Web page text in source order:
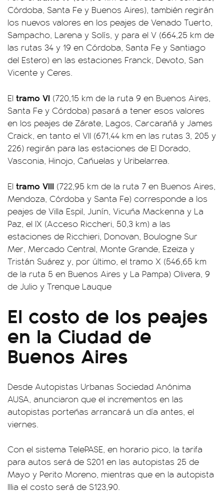
Córdoba, Santa Fe y Buenos Aires), también regirán
los nuevos valores en los peajes de Venado Tuerto,
Sampacho, Larena y Solís, y para el V (664,25 km de
las rutas 34 y 19 en Córdoba, Santa Fe y Santiago
del Estero) en las estaciones Franck, Devoto, San
Vicente y Ceres.
El tramo VI (720,15 km de la ruta 9 en Buenos Aires,
Santa Fe y Córdoba) pasará a tener esos valores
en los peajes de Zárate, Lagos, Carcarañá y James
Craick, en tanto el VII (671,44 km en las rutas 3, 205 y
226) regirán para las estaciones de El Dorado,
Vasconia, Hinojo, Cañuelas y Uribelarrea.
El tramo VIII (722,95 km de la ruta 7 en Buenos Aires,
Mendoza, Córdoba y Santa Fe) corresponde a los
peajes de Villa Espil, Junín, Vicuña Mackenna y La
Paz, el IX (Acceso Riccheri, 50,3 km) a las
estaciones de Ricchieri, Donovan, Boulogne Sur
Mer, Mercado Central, Monte Grande, Ezeiza y
Tristán Suárez y, por último, el tramo X (546,65 km
de la ruta 5 en Buenos Aires y La Pampa) Olivera, 9
de Julio y Trenque Lauque
El costo de los peajes
en la Ciudad de
Buenos Aires
Desde Autopistas Urbanas Sociedad Anónima
AUSA, anunciaron que el incrementos en las
autopistas porteñas arrancará un día antes, el
viernes.
Con el sistema TelePASE, en horario pico, la tarifa
para autos será de $201 en las autopistas 25 de
Mayo y Perito Moreno, mientras que en la autopista
Illia el costo será de $123,90.